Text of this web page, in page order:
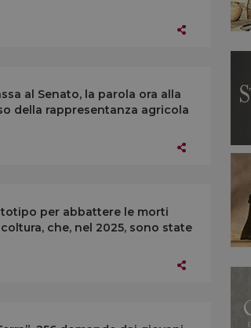
al Senato, la parola ora alla
della rappresentanza agricola
per abbattere le morti
che, nel 2025, sono state